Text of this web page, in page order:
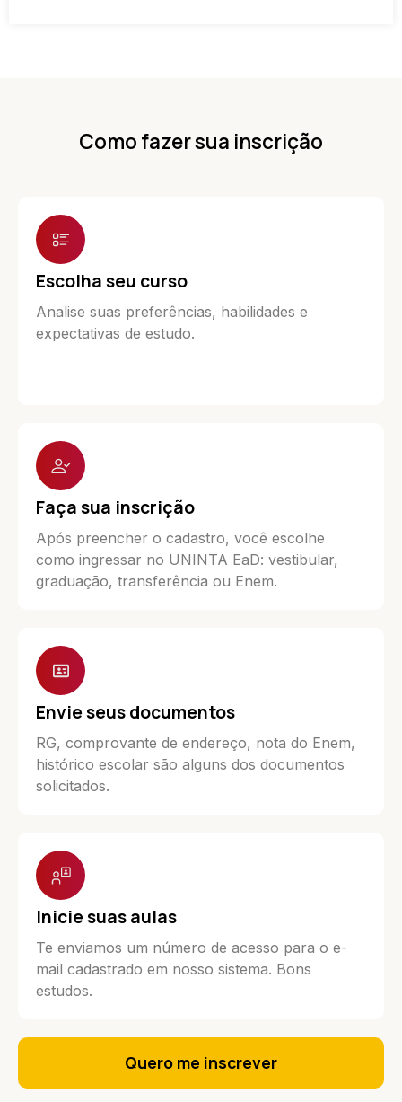
Como fazer sua inscrição
Escolha seu curso
Analise suas preferências, habilidades e
expectativas de estudo.
Faça sua inscrição
Após preencher o cadastro, você escolhe
como ingressar no UNINTA EaD: vestibular,
graduação, transferência ou Enem.
Envie seus documentos
RG, comprovante de endereço, nota do Enem,
histórico escolar são alguns dos documentos
solicitados.
Inicie suas aulas
Te enviamos um número de acesso para o e-
mail cadastrado em nosso sistema. Bons
estudos.
Quero me inscrever